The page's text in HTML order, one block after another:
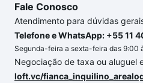
Fale Conosco
Atendimento para dúvidas
Telefone e WhatsApp: +55 11
Segunda-feira a sexta-feira das 9:00
Negociação de taxa ou aluguel
loft.vc/